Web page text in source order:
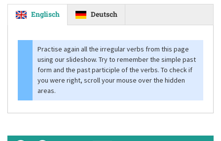
Englisch Deutsch
Practise again all the irregular verbs from this page
using our slideshow. Try to remember the simple past
form and the past participle of the verbs. To check if
you were right, scroll your mouse over the hidden
areas.